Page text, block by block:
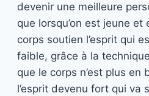
devenir une meilleure
que lorsqu’on est jeune
corps soutien l’esprit qui
faible, grâce à la
que le corps n’est plus en
l’esprit devenu fort qui va